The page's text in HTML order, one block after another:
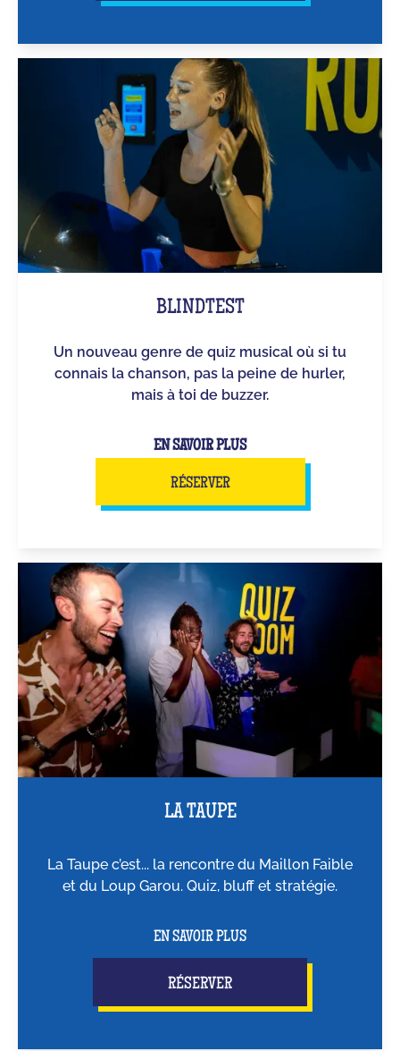
BLINDTEST
Un nouveau genre de quiz musical où si tu
connais la chanson, pas la peine de hurler,
mais à toi de buzzer.
EN SAVOIR PLUS
RÉSERVER
LA TAUPE
La Taupe c’est... la rencontre du Maillon Faible
et du Loup Garou. Quiz, bluff et stratégie.
EN SAVOIR PLUS
RÉSERVER